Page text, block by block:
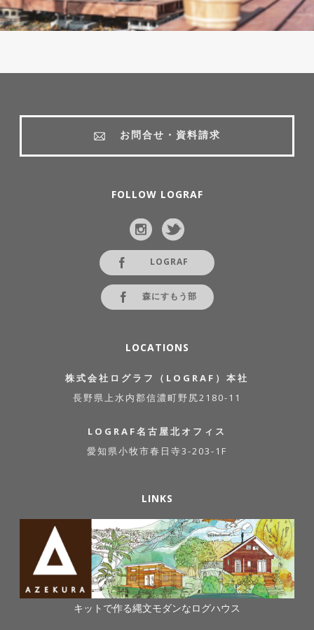
お問合せ・資料請求
FOLLOW LOGRAF
LOGRAF
森にすもう部
LOCATIONS
株式会社ログラフ（LOGRAF）本社
長野県上水内郡信濃町野尻2180-11
LOGRAF名古屋北オフィス
愛知県小牧市春日寺3-203-1F
LINKS
キットで作る縄文モダンなログハウス